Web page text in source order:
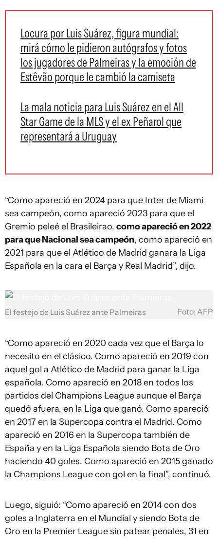
Locura por Luis Suárez, figura mundial:
mirá cómo le pidieron autógrafos y fotos
los jugadores de Palmeiras y la emoción de
Estêvão porque le cambió la camiseta
La mala noticia para Luis Suárez en el All
Star Game de la MLS y el ex Peñarol que
representará a Uruguay
“Como apareció en 2024 para que Inter de Miami
sea campeón, como apareció 2023 para que el
Gremio peleé el Brasileirao, como apareció en 2022
para que Nacional sea campeón, como apareció en
2021 para que el Atlético de Madrid ganara la Liga
Española en la cara el Barça y Real Madrid”, dijo.
El festejo de Luis Suárez ante Palmeiras Foto: AFP
“Como apareció en 2020 cada vez que el Barça lo
necesito en el clásico. Como apareció en 2019 con
aquel gol a Atlético de Madrid para ganar la Liga
española. Como apareció en 2018 en todos los
partidos del Champions League aunque el Barça
quedó afuera, en la Liga que ganó. Como apareció
en 2017 en la Supercopa contra el Madrid. Como
apareció en 2016 en la Supercopa también de
España y en la Liga Española siendo Bota de Oro
haciendo 40 goles. Como apareció en 2015 ganado
la Champions League con gol en la final”, continuó.
Luego, siguió: “Como apareció en 2014 con dos
goles a Inglaterra en el Mundial y siendo Bota de
Oro en la Premier League sin patear penales, 31 en